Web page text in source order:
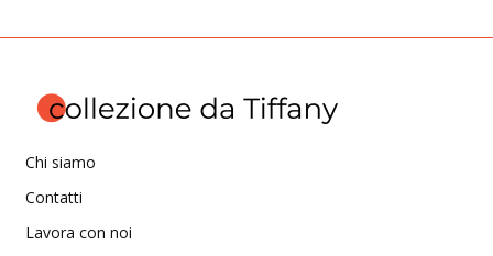
Chi siamo
Contatti
Lavora con noi